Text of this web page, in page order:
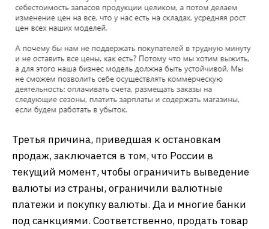
Третья причина, приведшая к остановкам
продаж, заключается в том, что России в
текущий момент, чтобы ограничить выведение
валюты из страны, ограничили валютные
платежи и покупку валюты. Да и многие банки
под санкциями. Соответственно, продать товар